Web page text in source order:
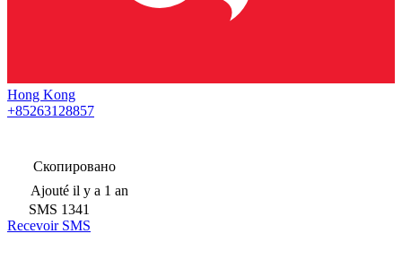
Hong Kong
+85263128857
Скопировано
Ajouté il y a 1 an
SMS 1341
Recevoir SMS